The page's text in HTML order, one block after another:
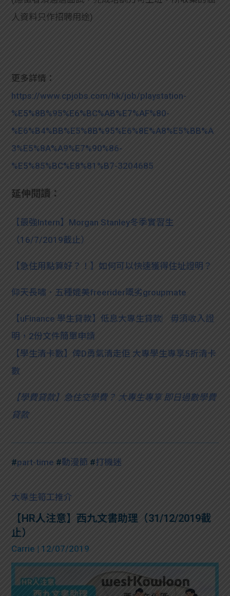
人資料只作招聘用途)
更多詳情：
https://www.cpjobs.com/hk/job/playstation-
%E5%8B%95%E6%BC%AB%E7%AF%80-
%E6%B4%BB%E5%8B%95%E6%8E%A8%E5%BB%A
3%E5%8A%A9%E7%90%86-
%E5%85%BC%E8%81%B7-3204685
延伸閱讀：
【最強Intern】Morgan Stanley冬季實習生
（16/7/2019截止）
【急住用點算好？！】如何可以快速獲得住址證明？
仰天長嘯．五種媲美freerider嘅劣groupmate
【uFinance 學生貸款】低息大專生貸款︳毋須收入證
明，2份文件簡單申請
【學生清卡數】俾D勇氣清走佢 大專學生專享5折清卡
數
【學費貸款】急住交學費？ 大專生專享 即日過數學費
貸款
#part-time #動漫節 #打機迷
大專生筍工推介
【HR人注意】西九文書助理（31/12/2019截
止）
Carrie | 12/07/2019